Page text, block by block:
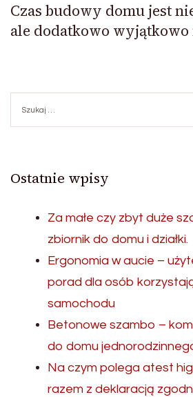
Czas budowy domu jest
ale dodatkowo wyjątkowo
Ostatnie wpisy
Za małe czy zbyt duże
zbiornik do domu i działki.
Ergonomia w aucie –
porad dla osób
samochodu
Betonowe szambo –
do domu
Na czym polega atest
razem z deklaracją